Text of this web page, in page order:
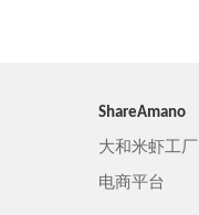
ShareAmano
大和米虾工厂
电商平台